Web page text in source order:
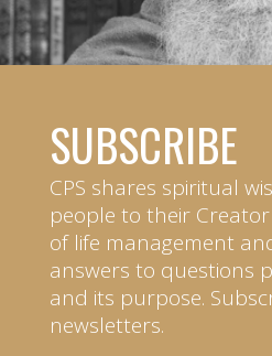
SUBSCRIBE
CPS shares spiritual
people to their
of life management
answers to questions
and its purpose.
newsletters.